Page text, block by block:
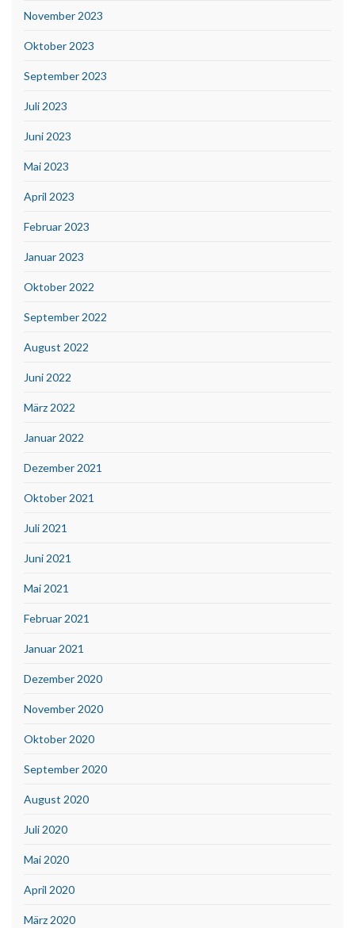
November 2023
Oktober 2023
September 2023
Juli 2023
Juni 2023
Mai 2023
April 2023
Februar 2023
Januar 2023
Oktober 2022
September 2022
August 2022
Juni 2022
März 2022
Januar 2022
Dezember 2021
Oktober 2021
Juli 2021
Juni 2021
Mai 2021
Februar 2021
Januar 2021
Dezember 2020
November 2020
Oktober 2020
September 2020
August 2020
Juli 2020
Mai 2020
April 2020
März 2020